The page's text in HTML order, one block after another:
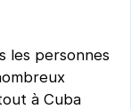
les personnes
à Cuba